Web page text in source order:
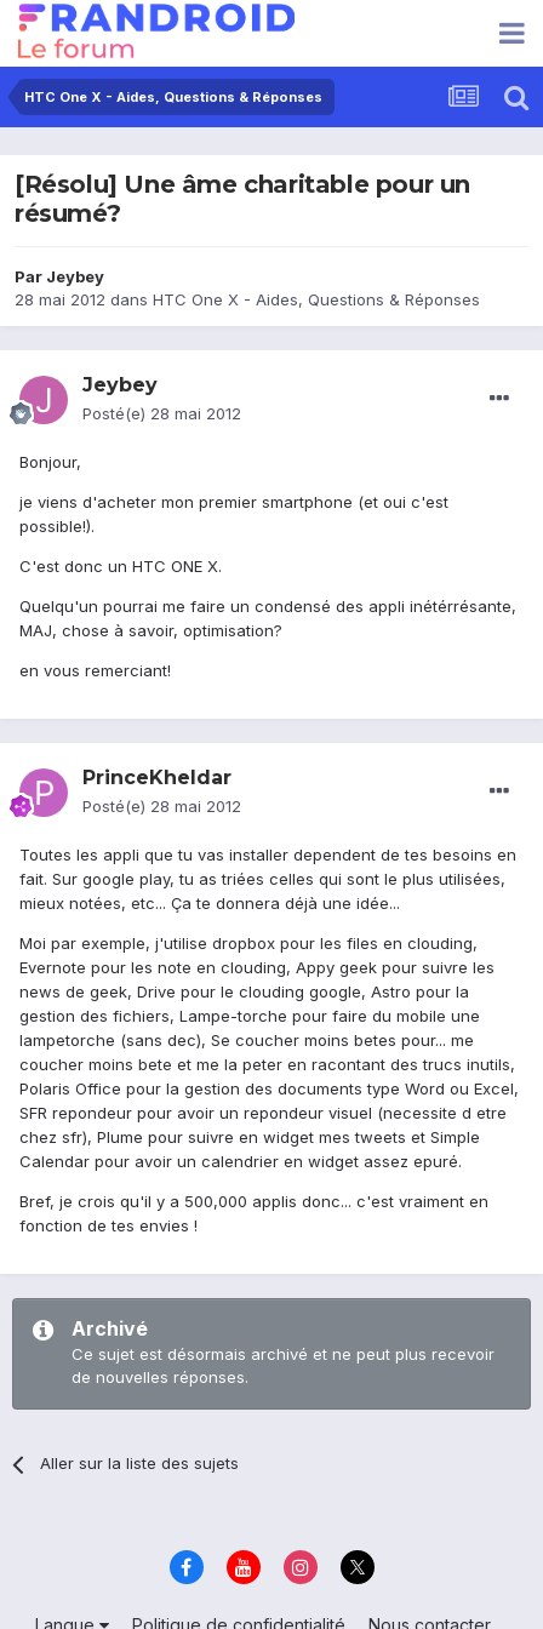
HTC One X - Aides, Questions & Réponses
[Résolu] Une âme charitable pour un
résumé?
Par Jeybey
28 mai 2012 dans HTC One X - Aides, Questions & Réponses
Jeybey
Posté(e) 28 mai 2012
Bonjour,
je viens d'acheter mon premier smartphone (et oui c'est
possible!).
C'est donc un HTC ONE X.
Quelqu'un pourrai me faire un condensé des appli inétérrésante,
MAJ, chose à savoir, optimisation?
en vous remerciant!
PrinceKheldar
Posté(e) 28 mai 2012
Toutes les appli que tu vas installer dependent de tes besoins en
fait. Sur google play, tu as triées celles qui sont le plus utilisées,
mieux notées, etc... Ça te donnera déjà une idée...
Moi par exemple, j'utilise dropbox pour les files en clouding,
Evernote pour les note en clouding, Appy geek pour suivre les
news de geek, Drive pour le clouding google, Astro pour la
gestion des fichiers, Lampe-torche pour faire du mobile une
lampetorche (sans dec), Se coucher moins betes pour... me
coucher moins bete et me la peter en racontant des trucs inutils,
Polaris Office pour la gestion des documents type Word ou Excel,
SFR repondeur pour avoir un repondeur visuel (necessite d etre
chez sfr), Plume pour suivre en widget mes tweets et Simple
Calendar pour avoir un calendrier en widget assez epuré.
Bref, je crois qu'il y a 500,000 applis donc... c'est vraiment en
fonction de tes envies !
Archivé
Ce sujet est désormais archivé et ne peut plus recevoir
de nouvelles réponses.
Aller sur la liste des sujets
Langue Politique de confidentialité Nous contacter